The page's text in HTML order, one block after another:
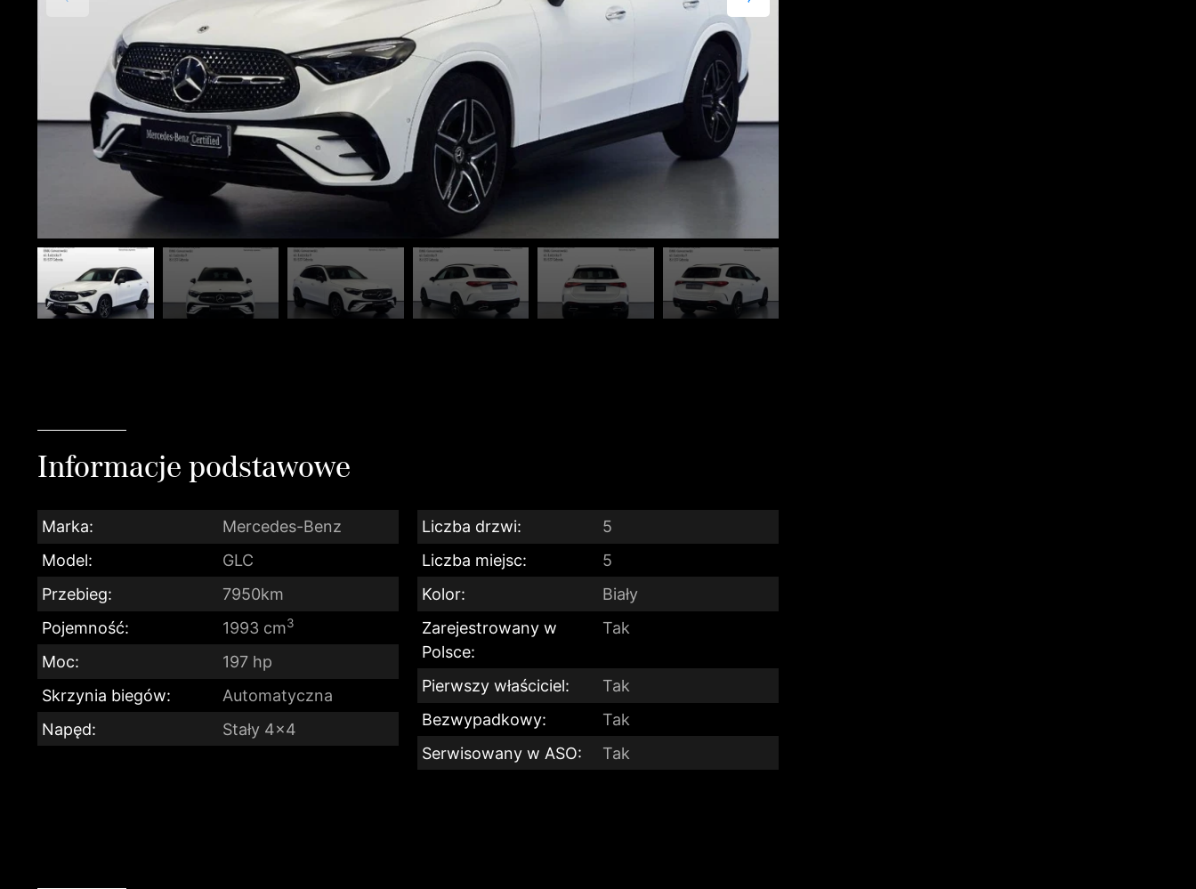
Informacje podstawowe
Marka:
Mercedes-Benz
Model:
GLC
Przebieg:
7950km
Pojemność:
1993 cm3
Moc:
197 hp
Skrzynia biegów:
Automatyczna
Napęd:
Stały 4x4
Liczba drzwi:
5
Liczba miejsc:
5
Kolor:
Biały
Zarejestrowany w
Polsce:
Tak
Pierwszy właściciel:
Tak
Bezwypadkowy:
Tak
Serwisowany w ASO:
Tak